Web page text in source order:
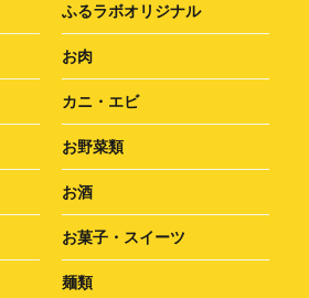
ふるラボオリジナル
お肉
カニ・エビ
お野菜類
お酒
お菓子・スイーツ
麺類